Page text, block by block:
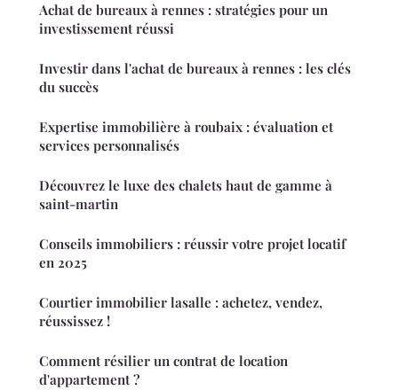
Achat de bureaux à rennes : stratégies pour un
investissement réussi
Investir dans l'achat de bureaux à rennes : les clés
du succès
Expertise immobilière à roubaix : évaluation et
services personnalisés
Découvrez le luxe des chalets haut de gamme à
saint-martin
Conseils immobiliers : réussir votre projet locatif
en 2025
Courtier immobilier lasalle : achetez, vendez,
réussissez !
Comment résilier un contrat de location
d'appartement ?